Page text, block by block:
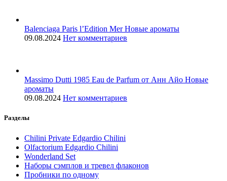
Balenciaga Paris l’Edition Mer Новые ароматы
09.08.2024 Нет комментариев
Massimo Dutti 1985 Eau de Parfum от Анн Айо Новые
ароматы
09.08.2024 Нет комментариев
Разделы
Chilini Private Edgardio Chilini
Olfactorium Edgardio Chilini
Wonderland Set
Наборы сэмплов и тревел флаконов
Пробники по одному